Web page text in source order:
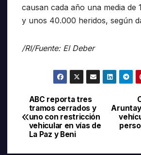
causan cada año una media de
y unos 40.000 heridos, según
/RI/Fuente: El Deber
Navegación
de
entradas
ABC reporta tres
tramos cerrados y
uno con restricción
vehicular en vías de
La Paz y Beni